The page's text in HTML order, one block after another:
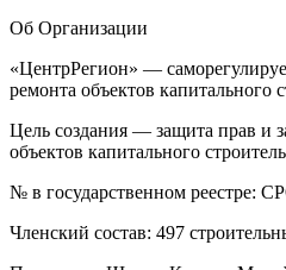
Об Организации
«ЦентрРегион» —
ремонта объектов
Цель создания — защита прав и
объектов капитального
№ в государственном реестре:
Членский состав: 497